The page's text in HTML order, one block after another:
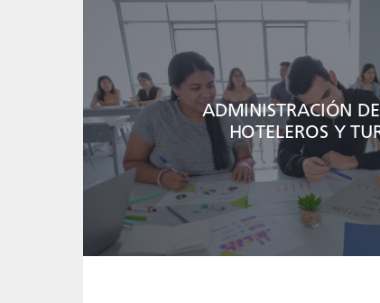
ADMINISTRACIÓN
HOTELEROS Y